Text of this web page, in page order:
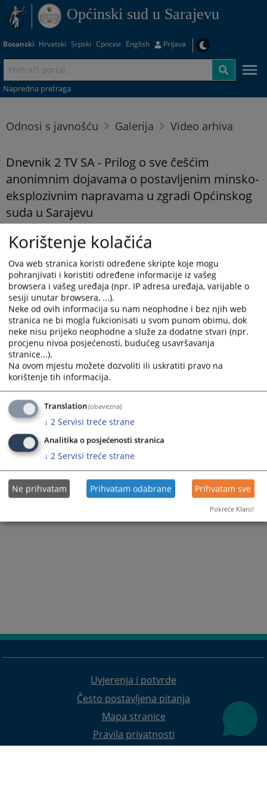
Općinski sud u Sarajevu
Bosanski Hrvatski Srpski Српски English Prijava
Napredna pretraga
Odnosi s javnošću Galerija Video arhiva
Dnevnik 2 TV SA - Prilog o sve češćim
anonimnim dojavama o postavljenim minsko-
eksplozivnim napravama u zgradi Općinskog
suda u Sarajevu
Prilog možete pogledati od 6:45 min Dnevnika 2
https://www.youtube.com/watch?v=-RHPbaB1bv8
Prikazana vijest je na: Bosanski jezik
83PREGLEDA
Uvjerenja i potvrde
Često postavljena pitanja
Mapa stranice
Pravila privatnosti
Korištenje kolačića
Ova web stranica koristi određene skripte koje mogu
pohranjivati i koristiti određene informacije iz vašeg
browsera i vašeg uređaja (npr. IP adresa uređaja, varijable o
sesiji unutar browsera, ...).
Neke od ovih informacija su nam neophodne i bez njih web
stranica ne bi mogla fukcionisati u svom punom obimu, dok
neke nisu prijeko neophodne a služe za dodatne stvari (npr.
procjenu nivoa posjećenosti, budućeg usavršavanja
stranice...).
Na ovom mjestu možete dozvoliti ili uskratiti pravo na
korištenje tih informacija.
Translation(obavezna)
↓ 2 Servisi treće strane
Analitika o posjećenosti stranica
↓ 2 Servisi treće strane
Ne prihvatam Prihvatam odabrane Prihvatam sve
Pokreće Klaro!